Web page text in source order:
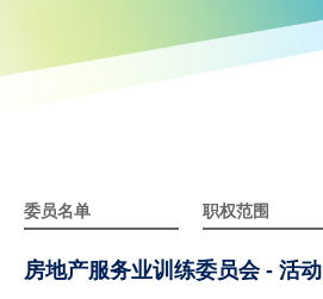
委员名单 职权范围
房地产服务业训练委员会 - 活动